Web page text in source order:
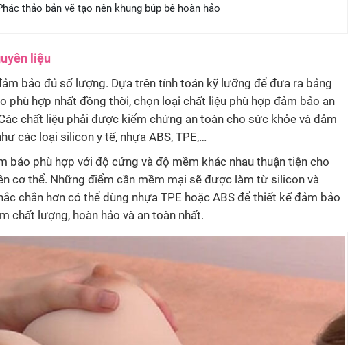
thảo bản vẽ tạo nên khung búp bê hoàn hảo
liệu
bảo đủ số lượng. Dựa trên tính toán kỹ lưỡng để đưa ra bảng
phù hợp nhất đồng thời, chọn loại chất liệu phù hợp đảm bảo an
chất liệu phải được kiểm chứng an toàn cho sức khỏe và đảm
các loại silicon y tế, nhựa ABS, TPE,…
bảo phù hợp với độ cứng và độ mềm khác nhau thuận tiện cho
cơ thể. Những điểm cần mềm mại sẽ được làm từ silicon và
chắn hơn có thể dùng nhựa TPE hoặc ABS để thiết kế đảm bảo
chất lượng, hoàn hảo và an toàn nhất.